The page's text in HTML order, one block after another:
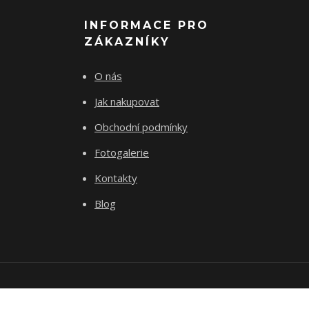
INFORMACE PRO
ZÁKAZNÍKY
O nás
Jak nakupovat
Obchodní podmínky
Fotogalerie
Kontakty
Blog